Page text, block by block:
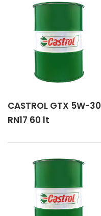
CASTROL GTX 5W-30
RN17 60 lt